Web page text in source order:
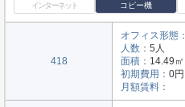
インターネット コピー機
418
オフィス形態：
人数： 5人
面積： 14.49㎡
初期費用： 0円
月額賃料：